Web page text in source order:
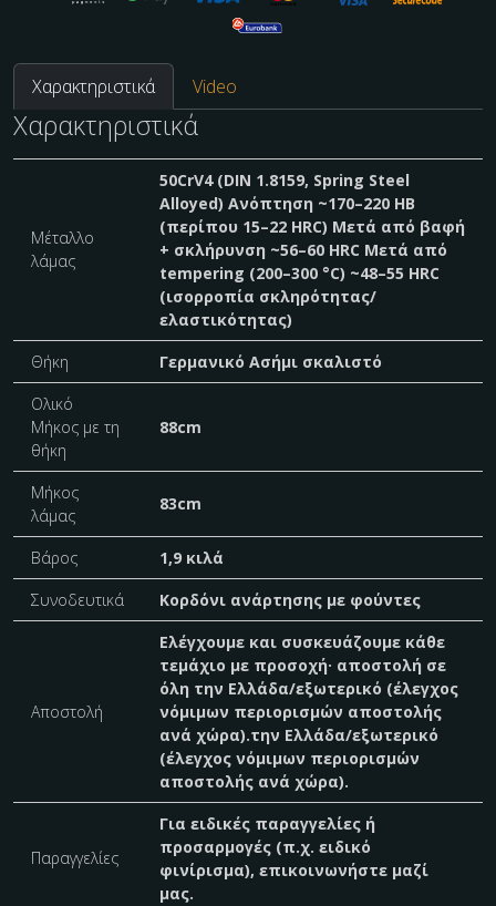
Χαρακτηριστικά Video
Χαρακτηριστικά
Μέταλλο
λάμας
50CrV4 (DIN 1.8159, Spring Steel
Alloyed) Ανόπτηση ~170–220 HB
(περίπου 15–22 HRC) Μετά από βαφή
+ σκλήρυνση ~56–60 HRC Μετά από
tempering (200–300 °C) ~48–55 HRC
(ισορροπία σκληρότητας/
ελαστικότητας)
Θήκη
Γερμανικό Ασήμι σκαλιστό
Ολικό
Μήκος με τη
θήκη
88cm
Μήκος
λάμας
83cm
Βάρος
1,9 κιλά
Συνοδευτικά
Κορδόνι ανάρτησης με φούντες
Αποστολή
Ελέγχουμε και συσκευάζουμε κάθε
τεμάχιο με προσοχή· αποστολή σε
όλη την Ελλάδα/εξωτερικό (έλεγχος
νόμιμων περιορισμών αποστολής
ανά χώρα).την Ελλάδα/εξωτερικό
(έλεγχος νόμιμων περιορισμών
αποστολής ανά χώρα).
Παραγγελίες
Για ειδικές παραγγελίες ή
προσαρμογές (π.χ. ειδικό
φινίρισμα), επικοινωνήστε μαζί
μας.